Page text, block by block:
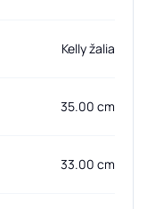
Kelly žalia
35.00 cm
33.00 cm